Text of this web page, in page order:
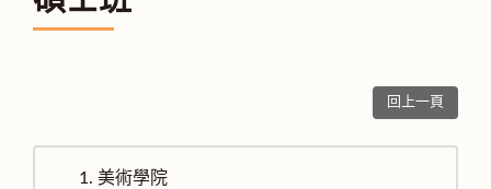
回上一頁
1. 美術學院